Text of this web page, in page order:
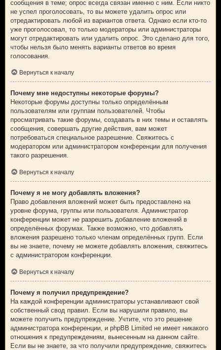
сообщения в теме; опрос всегда связан именно с ним. Если никто
не успел проголосовать, то вы можете удалить опрос или
отредактировать любой из вариантов ответа. Однако если кто-то
уже проголосовал, то только модераторы или администраторы
могут отредактировать или удалить опрос. Это сделано для того,
чтобы нельзя было менять варианты ответов во время
голосования.
Вернуться к началу
Почему мне недоступны некоторые форумы?
Некоторые форумы доступны только определённым
пользователям или группам пользователей. Чтобы
просматривать такие форумы, создавать в них темы и оставлять
сообщения, совершать другие действия, вам может
потребоваться специальное разрешение. Свяжитесь с
модератором или администратором конференции для получения
такого разрешения.
Вернуться к началу
Почему я не могу добавлять вложения?
Право добавления вложений может быть предоставлено на
уровне форума, группы или пользователя. Администратор
конференции может не разрешить добавление вложений в
определённых форумах. Также возможно, что добавлять
вложения разрешено только членам определённых групп. Если
вы не знаете, почему не можете добавлять вложения, свяжитесь
с администратором конференции.
Вернуться к началу
Почему я получил предупреждение?
На каждой конференции администраторы устанавливают свой
собственный свод правил. Если вы нарушили правило, вы
можете получить предупреждение. Учтите, что это решение
администратора конференции, и phpBB Limited не имеет никакого
отношения к предупреждениям, вынесенным на данном сайте.
Если вы не знаете, за что получили предупреждение, свяжитесь